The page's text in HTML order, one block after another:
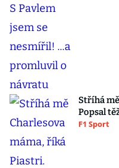
Stříhá
Popsal
F1 Sport